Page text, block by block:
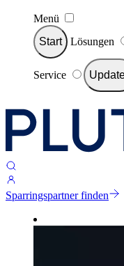
Menü
Start
Lösungen
Service
Sparringspartner finden